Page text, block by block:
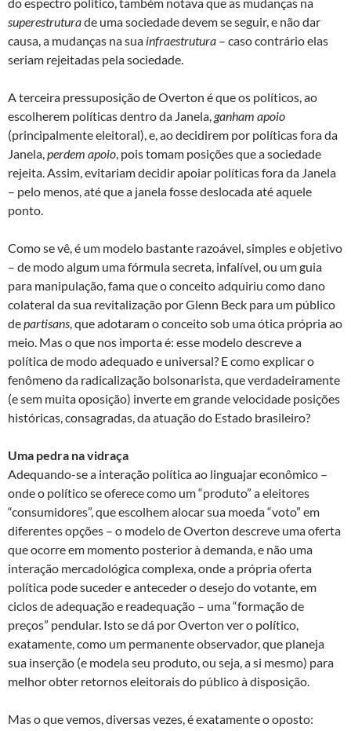
superestruturade uma sociedade devem se seguir, e não dar
causa, a mudanças na sua infraestrutura – caso contrário elas
seriam rejeitadas pela sociedade.
A terceira pressuposição de Overton é que os políticos, ao
escolherem políticas dentro da Janela, ganham apoio
(principalmente eleitoral), e, ao decidirem por políticas fora da
Janela, perdem apoio , pois tomam posições que a sociedade
rejeita. Assim, evitariam decidir apoiar políticas fora da Janela
– pelo menos, até que a janela fosse deslocada até aquele
ponto.
Como se vê, é um modelo bastante razoável, simples e objetivo
– de modo algum uma fórmula secreta, infalível, ou um guia
para manipulação, fama que o conceito adquiriu como dano
colateral da sua revitalização por Glenn Beck para um público
departisans , que adotaram o conceito sob uma ótica própria ao
meio. Mas o que nos importa é: esse modelo descreve a
política de modo adequado e universal? E como explicar o
fenômeno da radicalização bolsonarista, que verdadeiramente
(e sem muita oposição) inverte em grande velocidade posições
históricas, consagradas, da atuação do Estado brasileiro?
Uma pedra na vidraça
Adequando-se a interação política ao linguajar econômico –
onde o político se oferece como um “produto” a eleitores
“consumidores”, que escolhem alocar sua moeda “voto” em
diferentes opções – o modelo de Overton descreve uma oferta
que ocorre em momento posterior à demanda, e não uma
interação mercadológica complexa, onde a própria oferta
política pode suceder e anteceder o desejo do votante, em
ciclos de adequação e readequação – uma “formação de
preços” pendular. Isto se dá por Overton ver o político,
exatamente, como um permanente observador, que planeja
sua inserção (e modela seu produto, ou seja, a si mesmo) para
melhor obter retornos eleitorais do público à disposição.
Mas o que vemos, diversas vezes, é exatamente o oposto: